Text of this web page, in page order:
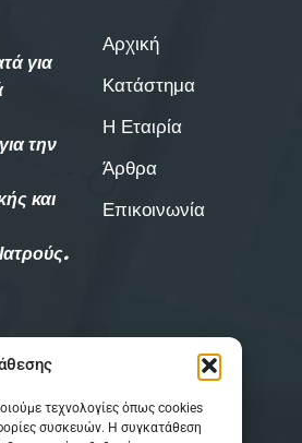
τεχνολογίες όπως cookies
συσκευών. Η συγκατάθεση
για
την
και
Αρχική
Κατάστημα
Η Εταιρία
Άρθρα
Επικοινωνία